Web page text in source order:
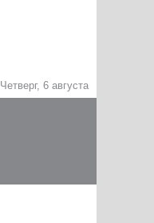
Четверг, 6 августа